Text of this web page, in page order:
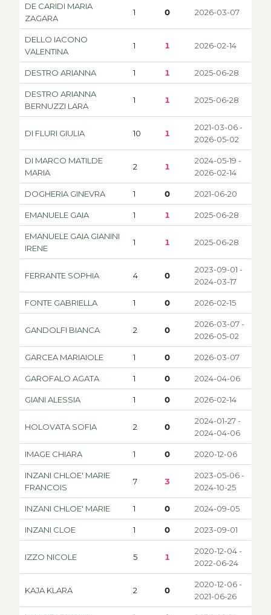
DE CARIDI MARIA
ZAGARA
1 0 2026-03-07
DELLO IACONO
VALENTINA
1 1 2026-02-14
DESTRO ARIANNA 1 1 2025-06-28
DESTRO ARIANNA
BERNUZZI LARA
1 1 2025-06-28
DI FLURI GIULIA 10 1
2021-03-06 -
2026-05-02
DI MARCO MATILDE
MARIA
2 1
2024-05-19 -
2026-02-14
DOGHERIA GINEVRA 1 0 2021-06-20
EMANUELE GAIA 1 1 2025-06-28
EMANUELE GAIA GIANINI
IRENE
1 1 2025-06-28
FERRANTE SOPHIA 4 0
2023-09-01 -
2024-03-17
FONTE GABRIELLA 1 0 2026-02-15
GANDOLFI BIANCA 2 0
2026-03-07 -
2026-05-02
GARCEA MARIAIOLE 1 0 2026-03-07
GAROFALO AGATA 1 0 2024-04-06
GIANI ALESSIA 1 0 2026-02-14
HOLOVATA SOFIA 2 0
2024-01-27 -
2024-04-06
IMAGE CHIARA 1 0 2020-12-06
INZANI CHLOE' MARIE
FRANCOIS
7 3
2023-05-06 -
2024-10-25
INZANI CHLOE' MARIE 1 0 2024-09-05
INZANI CLOE 1 0 2023-09-01
IZZO NICOLE 5 1
2020-12-04 -
2022-06-24
KAJA KLARA 2 0
2020-12-06 -
2021-06-26